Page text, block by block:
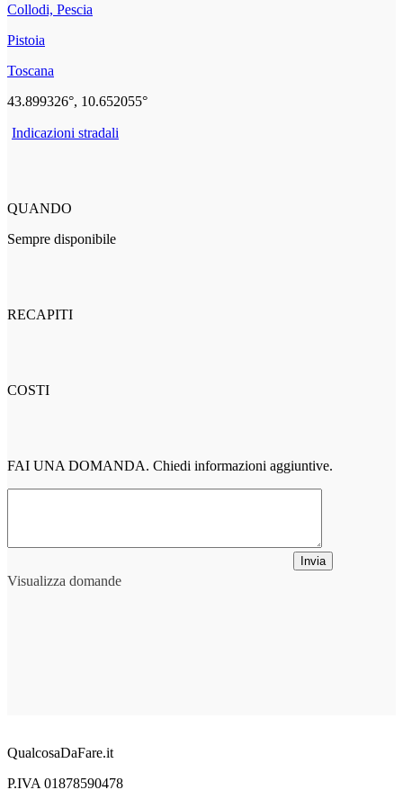
Collodi, Pescia
Pistoia
Toscana
43.899326°, 10.652055°
Indicazioni stradali
QUANDO
Sempre disponibile
RECAPITI
COSTI
FAI UNA DOMANDA. Chiedi informazioni aggiuntive.
Visualizza domande
Invia
QualcosaDaFare.it
P.IVA 01878590478